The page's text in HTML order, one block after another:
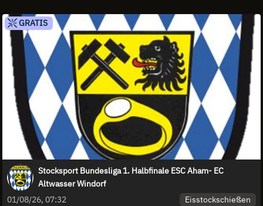
GRATIS
Stocksport Bundesliga 1. Halbfinale ESC Aham- EC
Altwasser Windorf
01/08/26, 07:32
Eisstockschießen